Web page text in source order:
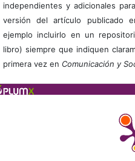
independientes y adicionales
versión del artículo publicado
ejemplo incluirlo en un
libro) siempre que indiquen
primera vez en Comunicación y